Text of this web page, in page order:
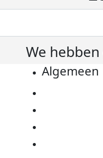
We
Algemeen